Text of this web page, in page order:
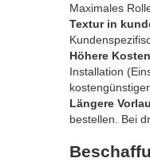
Maximales
Textur in
Höhere
Installation
kostengünstiger.
Längere
bestellen. Bei